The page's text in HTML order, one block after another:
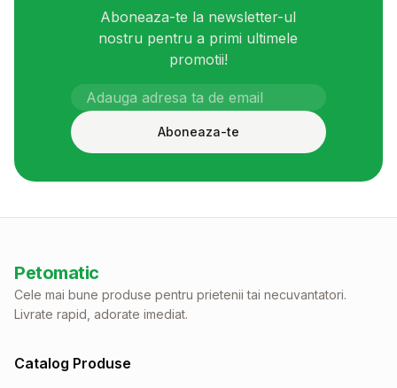
Aboneaza-te la newsletter-ul
nostru pentru a primi ultimele
promotii!
Aboneaza-te
Petomatic
Cele mai bune produse pentru prietenii tai necuvantatori.
Livrate rapid, adorate imediat.
Catalog Produse